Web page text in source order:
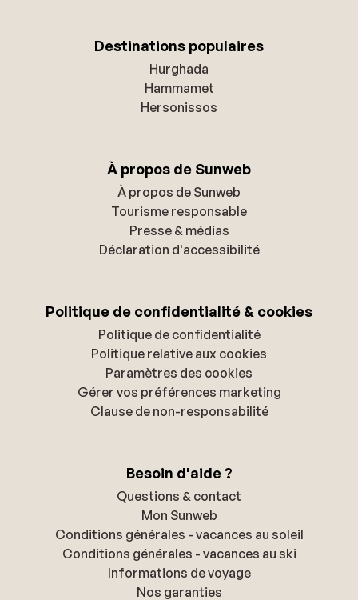
Destinations populaires
Hurghada
Hammamet
Hersonissos
À propos de Sunweb
À propos de Sunweb
Tourisme responsable
Presse & médias
Déclaration d'accessibilité
Politique de confidentialité & cookies
Politique de confidentialité
Politique relative aux cookies
Paramètres des cookies
Gérer vos préférences marketing
Clause de non-responsabilité
Besoin d'aide ?
Questions & contact
Mon Sunweb
Conditions générales - vacances au soleil
Conditions générales - vacances au ski
Informations de voyage
Nos garanties